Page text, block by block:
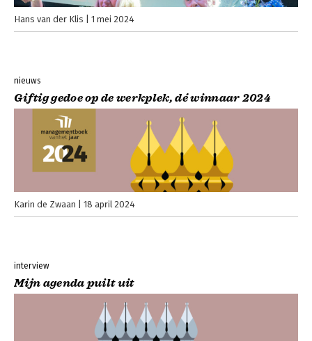
Hans van der Klis 1 mei 2024
nieuws
Giftig gedoe op de werkplek, dé winnaar 2024
Karin de Zwaan 18 april 2024
interview
Mijn agenda puilt uit